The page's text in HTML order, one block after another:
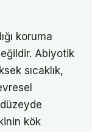
koruma
Abiyotik
sıcaklık,
kök